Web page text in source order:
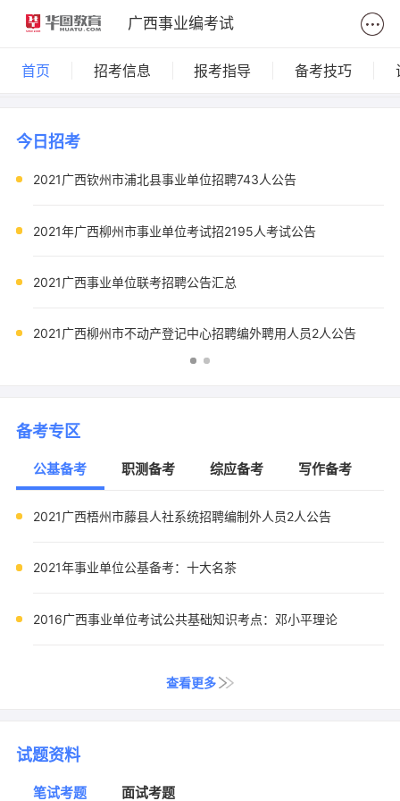
广西事业编考试
首页 招考信息 报考指导 备考技巧
今日招考
2021广西钦州市浦北县事业单位招聘743人公告
2021年广西柳州市事业单位考试招2195人考试公告
2021广西事业单位联考招聘公告汇总
2021广西柳州市不动产登记中心招聘编外聘用人员2人公告
备考专区
公基备考 职测备考 综应备考 写作备考
2021广西梧州市藤县人社系统招聘编制外人员2人公告
2021年事业单位公基备考：十大名茶
2016广西事业单位考试公共基础知识考点：邓小平理论
查看更多
试题资料
笔试考题 面试考题